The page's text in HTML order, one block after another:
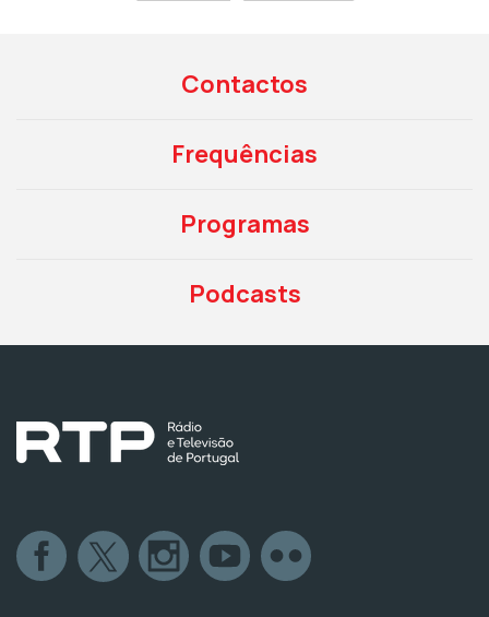
Contactos
Frequências
Programas
Podcasts